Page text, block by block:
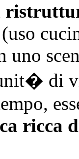
(uso
di
ricca